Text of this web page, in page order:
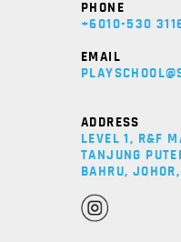
PHONE
+6010-530
EMAIL
ADDRESS
LEVEL 1, R&F
TANJUNG
BAHRU,